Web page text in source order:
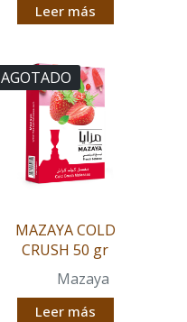
Leer más
AGOTADO
MAZAYA COLD
CRUSH 50 gr
Mazaya
Leer más